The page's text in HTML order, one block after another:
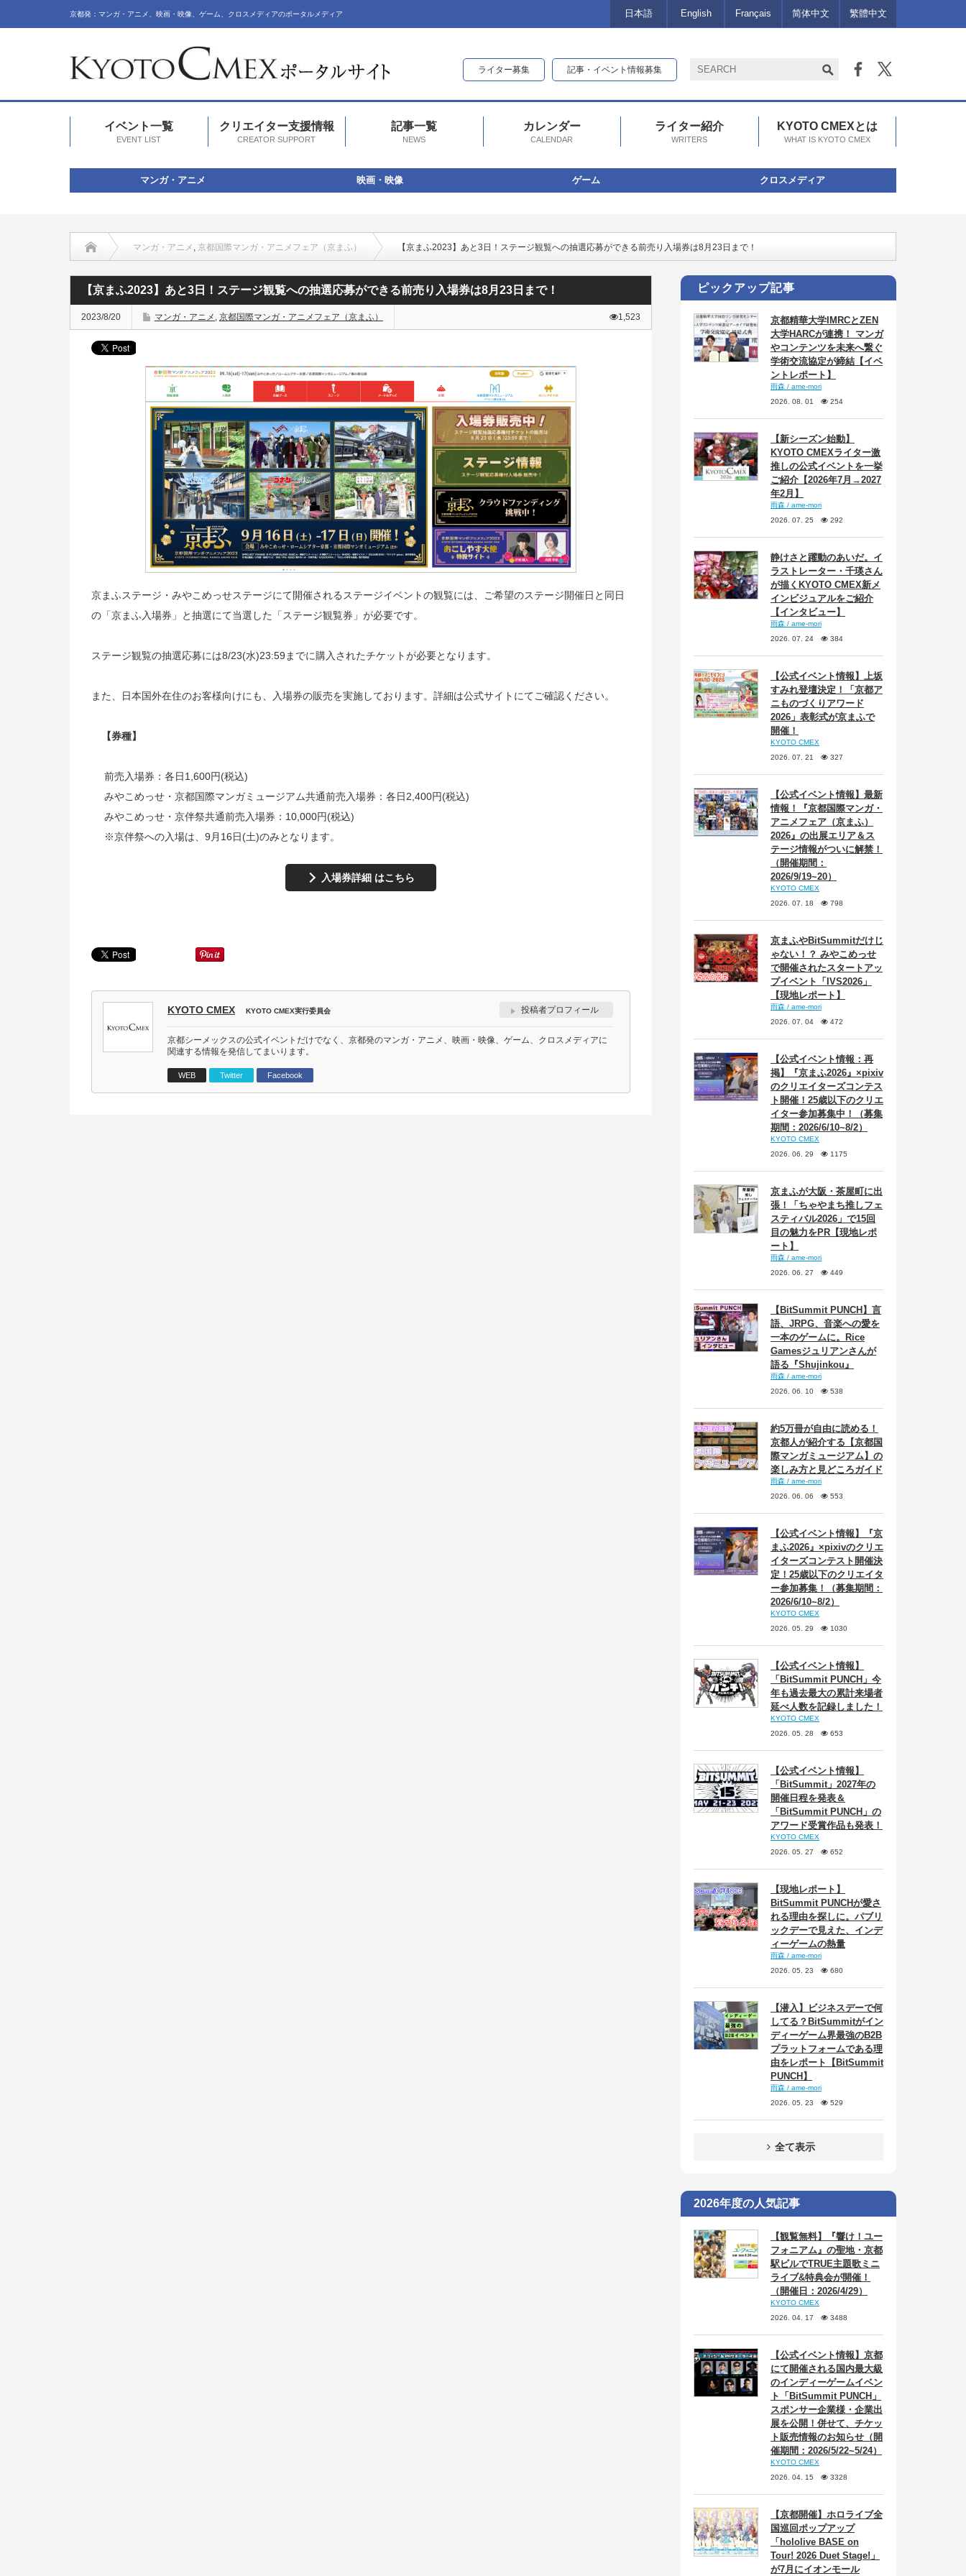
京都発：マンガ・アニメ、映画・映像、ゲーム、クロスメディアのポータルメディア 日本語 English Français 简体中文 繁體中文
ライター募集 記事・イベント情報募集
イベント一覧
EVENT LIST
クリエイター支援情報
CREATOR SUPPORT
記事一覧
NEWS
カレンダー
CALENDAR
ライター紹介
WRITERS
KYOTO CMEXとは
WHAT IS KYOTO CMEX
マンガ・アニメ 映画・映像 ゲーム クロスメディア
マンガ・アニメ , 京都国際マンガ・アニメフェア（京まふ） 【京まふ2023】あと3日！ステージ観覧への抽選応募ができる前売り入場券は8月23日まで！
【京まふ2023】あと3日！ステージ観覧への抽選応募ができる前売り入場券は8月23日まで！
2023/8/20 マンガ・アニメ , 京都国際マンガ・アニメフェア（京まふ） 1,523
京まふステージ・みやこめっせステージにて開催されるステージイベントの観覧には、ご希望のステージ開催日と同日
の「京まふ入場券」と抽選にて当選した「ステージ観覧券」が必要です。
ステージ観覧の抽選応募には8/23(水)23:59 までに購入されたチケットが必要となります。
また、日本国外在住のお客様向けにも、入場券の販売を実施しております。詳細は公式サイトにてご確認ください。
【券種】
前売入場券：各日1,600円(税込)
みやこめっせ・京都国際マンガミュージアム共通前売入場券：各日2,400円(税込)
みやこめっせ・京伴祭共通前売入場券：10,000円(税込)
※京伴祭への入場は、9 月 16日(土)のみとなります。
入場券詳細 はこちら
KYOTO CMEX KYOTO CMEX実行委員会 投稿者プロフィール
京都シーメックスの公式イベントだけでなく、京都発のマンガ・アニメ、映画・映像、ゲーム、クロスメディアに
関連する情報を発信してまいります。
WEB Twitter Facebook
ピックアップ記事
京都精華大学IMRCとZEN
大学HARCが連携！ マンガ
やコンテンツを未来へ繋ぐ
学術交流協定が締結【イベ
ントレポート】
雨森 / ame-mori
2026. 08. 01
254
【新シーズン始動】
KYOTO CMEXライター激
推しの公式イベントを一挙
ご紹介【2026年7月→2027
年2月】
雨森 / ame-mori
2026. 07. 25
292
静けさと躍動のあいだ。イ
ラストレーター・千瑛さん
が描くKYOTO CMEX新メ
インビジュアルをご紹介
【インタビュー】
雨森 / ame-mori
2026. 07. 24
384
【公式イベント情報】上坂
すみれ登壇決定！「京都ア
ニものづくりアワード
2026」表彰式が京まふで
開催！
KYOTO CMEX
2026. 07. 21
327
【公式イベント情報】最新
情報！『京都国際マンガ・
アニメフェア（京まふ）
2026』の出展エリア＆ス
テージ情報がついに解禁！
（開催期間：
2026/9/19~20）
KYOTO CMEX
2026. 07. 18
798
京まふやBitSummitだけじ
ゃない！？ みやこめっせ
で開催されたスタートアッ
プイベント「IVS2026」
【現地レポート】
雨森 / ame-mori
2026. 07. 04
472
【公式イベント情報：再
掲】『京まふ2026』×pixiv
のクリエイターズコンテス
ト開催！25歳以下のクリエ
イター参加募集中！（募集
期間：2026/6/10~8/2）
KYOTO CMEX
2026. 06. 29
1175
京まふが大阪・茶屋町に出
張！「ちゃやまち推しフェ
スティバル2026」で15回
目の魅力をPR【現地レポ
ート】
雨森 / ame-mori
2026. 06. 27
449
【BitSummit PUNCH】言
語、JRPG、音楽への愛を
一本のゲームに。Rice
Gamesジュリアンさんが
語る『Shujinkou』
雨森 / ame-mori
2026. 06. 10
538
約5万冊が自由に読める！
京都人が紹介する【京都国
際マンガミュージアム】の
楽しみ方と見どころガイド
雨森 / ame-mori
2026. 06. 06
553
【公式イベント情報】『京
まふ2026』×pixivのクリエ
イターズコンテスト開催決
定！25歳以下のクリエイタ
ー参加募集！（募集期間：
2026/6/10~8/2）
KYOTO CMEX
2026. 05. 29
1030
【公式イベント情報】
「BitSummit PUNCH」今
年も過去最大の累計来場者
延べ人数を記録しました！
KYOTO CMEX
2026. 05. 28
653
【公式イベント情報】
「BitSummit」2027年の
開催日程を発表＆
「BitSummit PUNCH」の
アワード受賞作品も発表！
KYOTO CMEX
2026. 05. 27
652
【現地レポート】
BitSummit PUNCHが愛さ
れる理由を探しに。パブリ
ックデーで見えた、インデ
ィーゲームの熱量
雨森 / ame-mori
2026. 05. 23
680
【潜入】ビジネスデーで何
してる？BitSummitがイン
ディーゲーム界最強のB2B
プラットフォームである理
由をレポート【BitSummit
PUNCH】
雨森 / ame-mori
2026. 05. 23
529
全て表示
2026年度の人気記事
【観覧無料】『響け！ユー
フォニアム』の聖地・京都
駅ビルでTRUE主題歌ミニ
ライブ&特典会が開催！
（開催日：2026/4/29）
KYOTO CMEX
2026. 04. 17
3488
【公式イベント情報】京都
にて開催される国内最大級
のインディーゲームイベン
ト「BitSummit PUNCH」
スポンサー企業様・企業出
展を公開！併せて、チケッ
ト販売情報のお知らせ（開
催期間：2026/5/22~5/24）
KYOTO CMEX
2026. 04. 15
3328
【京都開催】ホロライブ全
国巡回ポップアップ
「hololive BASE on
Tour! 2026 Duet Stage!」
が7月にイオンモール